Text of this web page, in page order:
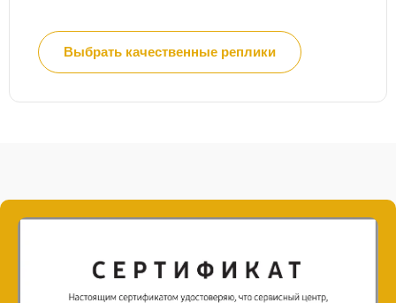
Выбрать качественные реплики